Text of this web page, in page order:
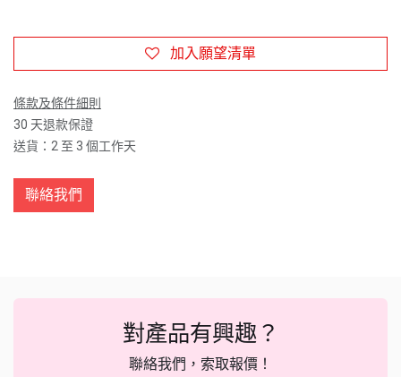
加入願望清單
條款及條件細則
30 天退款保證
送貨：2 至 3 個工作天
聯絡我們
對產品有興趣？
聯絡我們，索取報價！